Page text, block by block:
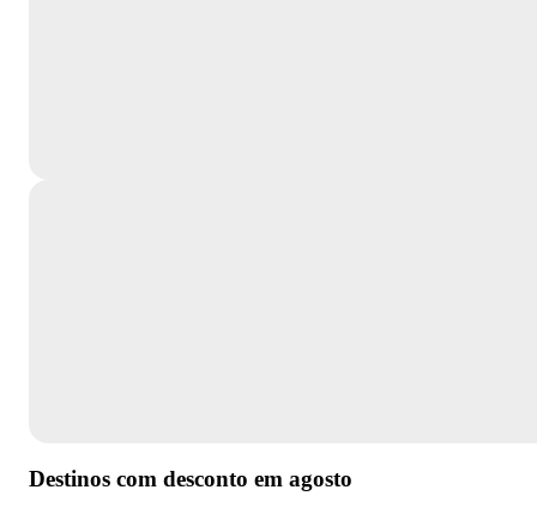
Destinos com desconto em agosto